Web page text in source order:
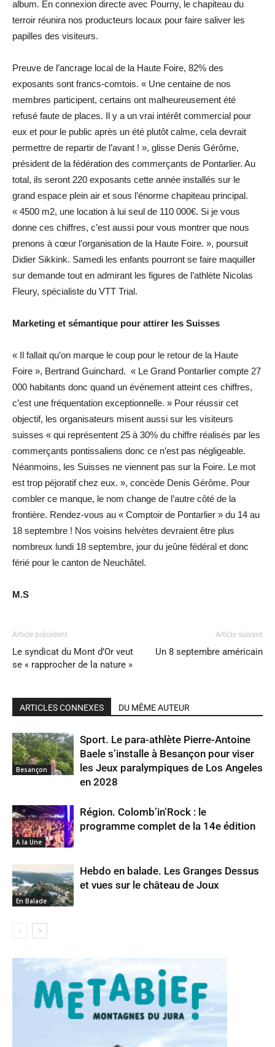
album. En connexion directe avec Pourny, le chapiteau du
terroir réunira nos producteurs locaux pour faire saliver les
papilles des visiteurs.
Preuve de l’ancrage local de la Haute Foire, 82% des
exposants sont francs-comtois. « Une centaine de nos
membres participent, certains ont malheureusement été
refusé faute de places. Il y a un vrai intérêt commercial pour
eux et pour le public après un été plutôt calme, cela devrait
permettre de repartir de l’avant ! », glisse Denis Gérôme,
président de la fédération des commerçants de Pontarlier. Au
total, ils seront 220 exposants cette année installés sur le
grand espace plein air et sous l’énorme chapiteau principal.
« 4500 m2, une location à lui seul de 110 000€. Si je vous
donne ces chiffres, c’est aussi pour vous montrer que nous
prenons à cœur l’organisation de la Haute Foire. », poursuit
Didier Sikkink. Samedi les enfants pourront se faire maquiller
sur demande tout en admirant les figures de l’athlète Nicolas
Fleury, spécialiste du VTT Trial.
Marketing et sémantique pour attirer les Suisses
« Il fallait qu’on marque le coup pour le retour de la Haute
Foire », Bertrand Guinchard. « Le Grand Pontarlier compte 27
000 habitants donc quand un événement atteint ces chiffres,
c’est une fréquentation exceptionnelle. » Pour réussir cet
objectif, les organisateurs misent aussi sur les visiteurs
suisses « qui représentent 25 à 30% du chiffre réalisés par les
commerçants pontissaliens donc ce n’est pas négligeable.
Néanmoins, les Suisses ne viennent pas sur la Foire. Le mot
est trop péjoratif chez eux. », concède Denis Gérôme. Pour
combler ce manque, le nom change de l’autre côté de la
frontière. Rendez-vous au « Comptoir de Pontarlier » du 14 au
18 septembre ! Nos voisins helvètes devraient être plus
nombreux lundi 18 septembre, jour du jeûne fédéral et donc
férié pour le canton de Neuchâtel.
M.S
Article précédent
Le syndicat du Mont d’Or veut
se « rapprocher de la nature »
Article suivant
Un 8 septembre américain
ARTICLES CONNEXES DU MÊME AUTEUR
Besançon
Sport. Le para-athlète Pierre-Antoine
Baele s’installe à Besançon pour viser
les Jeux paralympiques de Los Angeles
en 2028
A la Une
Région. Colomb’in’Rock : le
programme complet de la 14e édition
En Balade
Hebdo en balade. Les Granges Dessus
et vues sur le château de Joux